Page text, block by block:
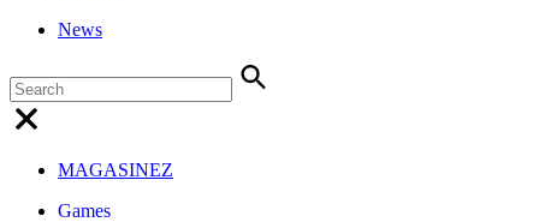
News
MAGASINEZ
Games